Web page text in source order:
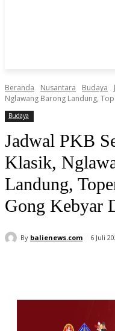
Beranda Nusantara Budaya
Nglawang Barong Landung,
Budaya
Jadwal PKB
Klasik,
Landung,
Gong Kebyar
By balienews.com 6 Juli